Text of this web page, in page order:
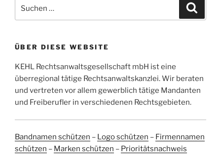
nach:
ÜBER DIESE WEBSITE
KEHL Rechtsanwaltsgesellschaft mbH ist eine
überregional tätige Rechtsanwaltskanzlei. Wir beraten
und vertreten vor allem gewerblich tätige Mandanten
und Freiberufler in verschiedenen Rechtsgebieten.
Bandnamen schützen – Logo schützen – Firmennamen
schützen – Marken schützen – Prioritätsnachweis